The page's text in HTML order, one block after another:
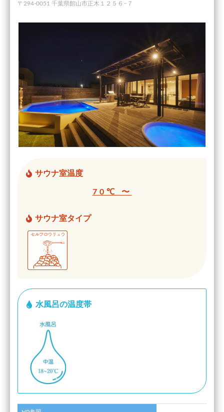
〒294-0051 千葉県館山市正木１２５６−７
サウナ室温度
70℃ 〜
サウナ室タイプ
水風呂の温度帯